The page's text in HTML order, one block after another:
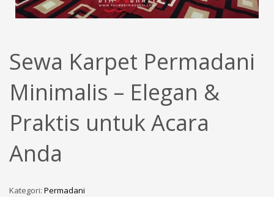
Sewa Karpet Permadani
Minimalis – Elegan &
Praktis untuk Acara
Anda
Kategori: Permadani